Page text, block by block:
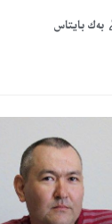
بەك بايتاس